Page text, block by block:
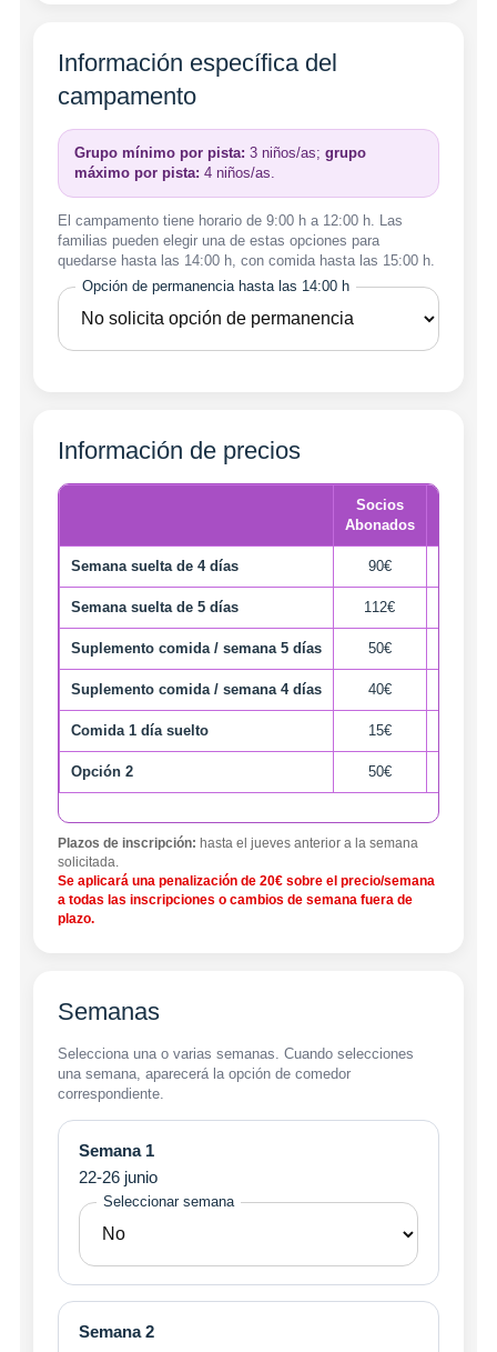
Información específica del
campamento
Grupo mínimo por pista: 3 niños/as; grupo
máximo por pista: 4 niños/as.
El campamento tiene horario de 9:00 h a 12:00 h. Las
familias pueden elegir una de estas opciones para
quedarse hasta las 14:00 h, con comida hasta las 15:00 h.
Opción de permanencia hasta las 14:00 h
Información de precios
Socios
Abonados
Semana suelta de 4 días 90€
Semana suelta de 5 días 112€
Suplemento comida / semana 5 días 50€
Suplemento comida / semana 4 días 40€
Comida 1 día suelto 15€
Opción 2 50€
Plazos de inscripción: hasta el jueves anterior a la semana
solicitada.
Se aplicará una penalización de 20€ sobre el precio/semana
a todas las inscripciones o cambios de semana fuera de
plazo.
Semanas
Selecciona una o varias semanas. Cuando selecciones
una semana, aparecerá la opción de comedor
correspondiente.
Semana 1
22-26 junio
Seleccionar semana
Semana 2